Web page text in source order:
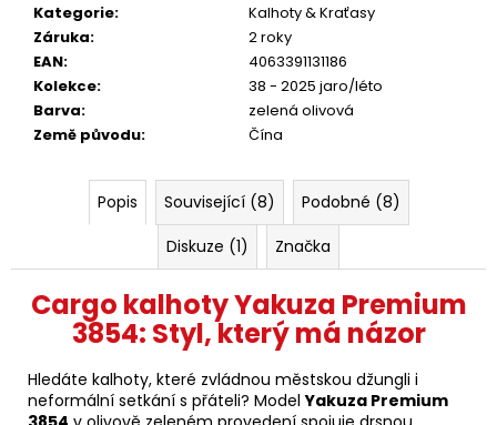
Kategorie:
Kalhoty & Kraťasy
Záruka:
2 roky
EAN:
4063391131186
Kolekce:
38 - 2025 jaro/léto
Barva:
zelená olivová
Země původu: Čína
Popis Související (8)
Podobné (8)
Diskuze (1)
Značka
Cargo kalhoty Yakuza Premium
3854: Styl, který má názor
Hledáte kalhoty, které zvládnou městskou džungli i
neformální setkání s přáteli? ModelYakuza Premium